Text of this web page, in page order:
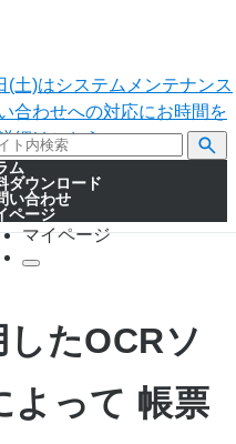
土)はシステムメンテナンス
合わせへの対応にお時間を
細はこちら。
ム
ダウンロード
い合わせ
ページ
マイページ
たOCRソ
よって 帳票